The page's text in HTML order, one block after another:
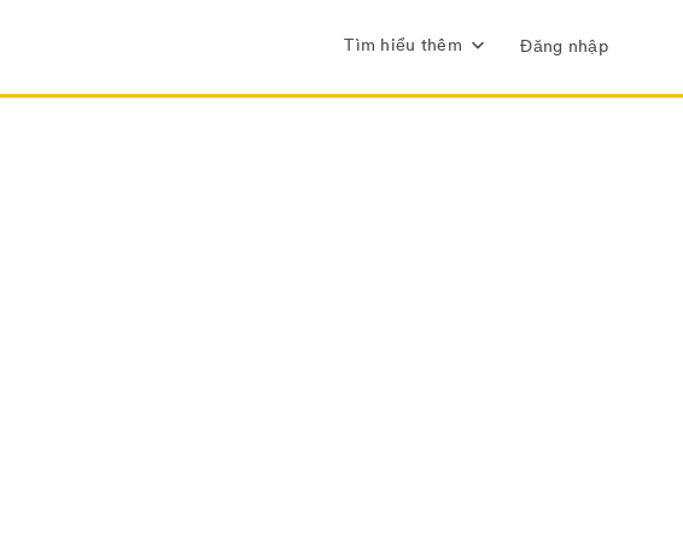
Tìm hiểu thêm Đăng nhập